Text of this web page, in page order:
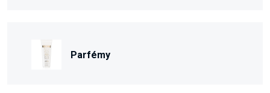
Parfémy